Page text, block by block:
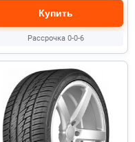
Купить
Рассрочка 0-0-6